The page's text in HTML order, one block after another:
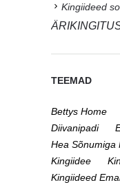
Kingiideed
TEEMAD
Bettys Home
Diivanipadi
Hea Sõnumiga
Kingiidee
Kingiideed